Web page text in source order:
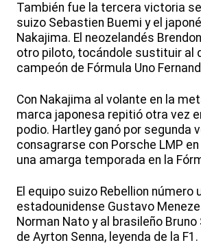
También fue la tercera victoria
suizo Sebastien Buemi y el
Nakajima. El neozelandés
otro piloto, tocándole sustituir al
campeón de Fórmula Uno
Con Nakajima al volante en la
marca japonesa repitió otra vez
podio. Hartley ganó por segunda
consagrarse con Porsche LMP
una amarga temporada en la
El equipo suizo Rebellion número
estadounidense Gustavo
Norman Nato y al brasileño
de Ayrton Senna, leyenda de la F1.